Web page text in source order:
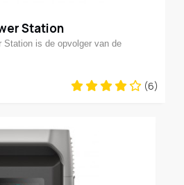
Station
Station is de opvolger van de
(6)